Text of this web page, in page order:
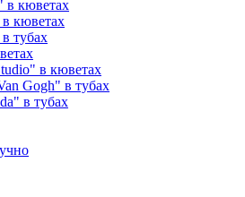
в кюветах
кюветах
тубах
в кюветах
Gogh" в тубах
в тубах